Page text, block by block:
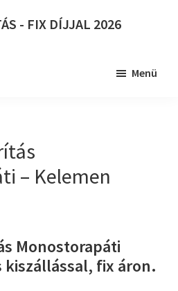
- FIX DÍJJAL 2026
Menü
– Kelemen
Monostorapáti
fix áron.